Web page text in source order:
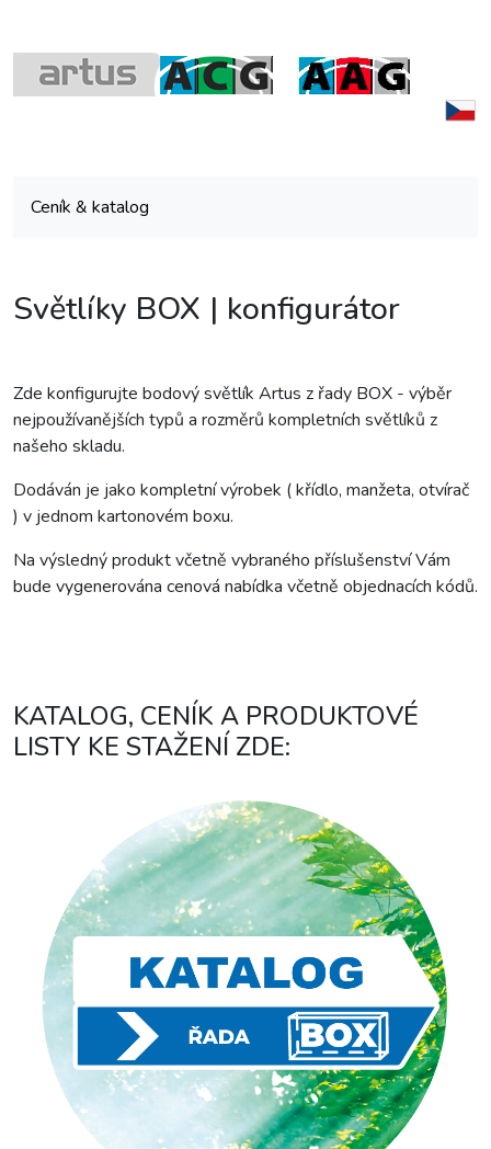
Ceník & katalog
Světlíky BOX | konfigurátor
Zde konfigurujte bodový světlík Artus z řady BOX - výběr
nejpoužívanějších typů a rozměrů kompletních světlíků z
našeho skladu.
Dodáván je jako kompletní výrobek ( křídlo, manžeta, otvírač
) v jednom kartonovém boxu.
Na výsledný produkt včetně vybraného příslušenství Vám
bude vygenerována cenová nabídka včetně objednacích kódů.
KATALOG, CENÍK A PRODUKTOVÉ
LISTY KE STAŽENÍ ZDE: